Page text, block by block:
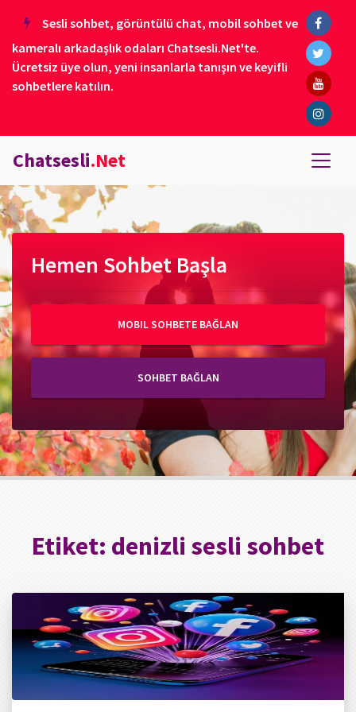
Sesli sohbet, görüntülü chat, mobil sohbet ve
kameralı arkadaşlık odaları Chatsesli.Net'te.
Ücretsiz üye olun, yeni insanlarla tanışın ve keyifli
sohbetlere katılın.
Chatsesli.Net
Hemen Sohbet Başla
MOBIL SOHBETE BAĞLAN
SOHBET BAĞLAN
Etiket: denizli sesli sohbet